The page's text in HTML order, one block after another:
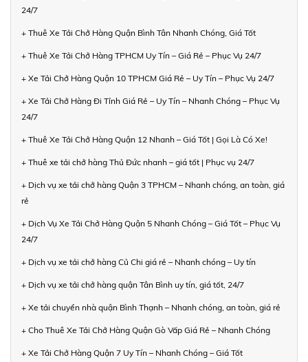
24/7
+ Thuê Xe Tải Chở Hàng Quận Bình Tân Nhanh Chóng, Giá Tốt
+ Thuê Xe Tải Chở Hàng TPHCM Uy Tín – Giá Rẻ – Phục Vụ 24/7
+ Xe Tải Chở Hàng Quận 10 TPHCM Giá Rẻ – Uy Tín – Phục Vụ 24/7
+ Xe Tải Chở Hàng Đi Tỉnh Giá Rẻ – Uy Tín – Nhanh Chóng – Phục Vụ
24/7
+ Thuê Xe Tải Chở Hàng Quận 12 Nhanh – Giá Tốt | Gọi Là Có Xe!
+ Thuê xe tải chở hàng Thủ Đức nhanh – giá tốt | Phục vụ 24/7
+ Dịch vụ xe tải chở hàng Quận 3 TPHCM – Nhanh chóng, an toàn, giá
rẻ
+ Dịch Vụ Xe Tải Chở Hàng Quận 5 Nhanh Chóng – Giá Tốt – Phục Vụ
24/7
+ Dịch vụ xe tải chở hàng Củ Chi giá rẻ – Nhanh chóng – Uy tín
+ Dịch vụ xe tải chở hàng quận Tân Bình uy tín, giá tốt, 24/7
+ Xe tải chuyển nhà quận Bình Thạnh – Nhanh chóng, an toàn, giá rẻ
+ Cho Thuê Xe Tải Chở Hàng Quận Gò Vấp Giá Rẻ – Nhanh Chóng
+ Xe Tải Chở Hàng Quận 7 Uy Tín – Nhanh Chóng – Giá Tốt